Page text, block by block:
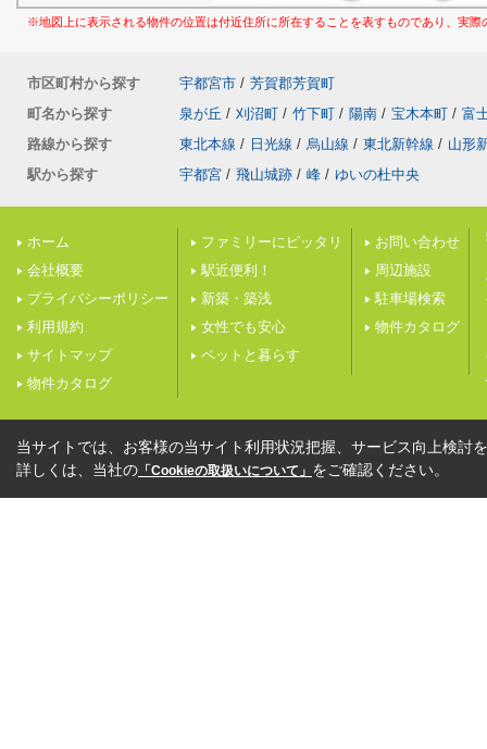
※地図上に表示される物件の位置は付近住所に所在することを表すものであり、実
市区町村から探す 宇都宮市 / 芳賀郡芳賀町
町名から探す
泉が丘 / 刈沼町 / 竹下町 / 陽南 / 宝木本町 / 富
路線から探す
東北本線 / 日光線 / 烏山線 / 東北新幹線 / 山形
駅から探す
宇都宮 / 飛山城跡 / 峰 / ゆいの杜中央
ホーム
会社概要
プライバシーポリシー
利用規約
サイトマップ
物件カタログ
ファミリーにピッタリ
駅近便利！
新築・築浅
女性でも安心
ペットと暮らす
お問い合わせ
周辺施設
駐車場検索
物件カタログ
当サイトでは、お客様の当サイト利用状況把握、サービス向上検討
詳しくは、当社の 「Cookieの取扱いについて」 をご確認ください。